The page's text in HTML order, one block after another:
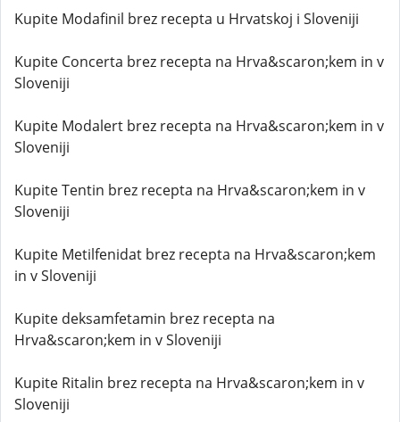
Kupite Modafinil brez recepta u Hrvatskoj i Sloveniji
Kupite Concerta brez recepta na Hrva&scaron;kem in v
Sloveniji
Kupite Modalert brez recepta na Hrva&scaron;kem in v
Sloveniji
Kupite Tentin brez recepta na Hrva&scaron;kem in v
Sloveniji
Kupite Metilfenidat brez recepta na Hrva&scaron;kem
in v Sloveniji
Kupite deksamfetamin brez recepta na
Hrva&scaron;kem in v Sloveniji
Kupite Ritalin brez recepta na Hrva&scaron;kem in v
Sloveniji